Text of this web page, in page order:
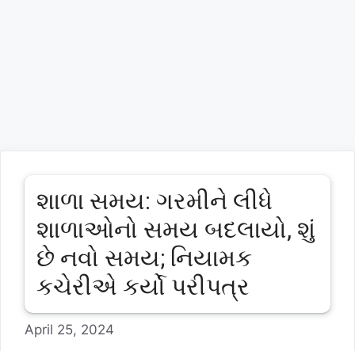
શાળા સમય: ગરમીને લીધે
શાળાઓનો સમય બદલાયો, શું
છે નવો સમય; નિયામક
કચેરીએ કર્યો પરીપત્ર
April 25, 2024